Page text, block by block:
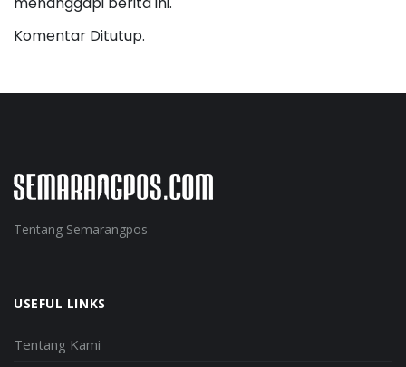
Komentar Ditutup.
Tentang Semarangpos
USEFUL LINKS
Tentang Kami